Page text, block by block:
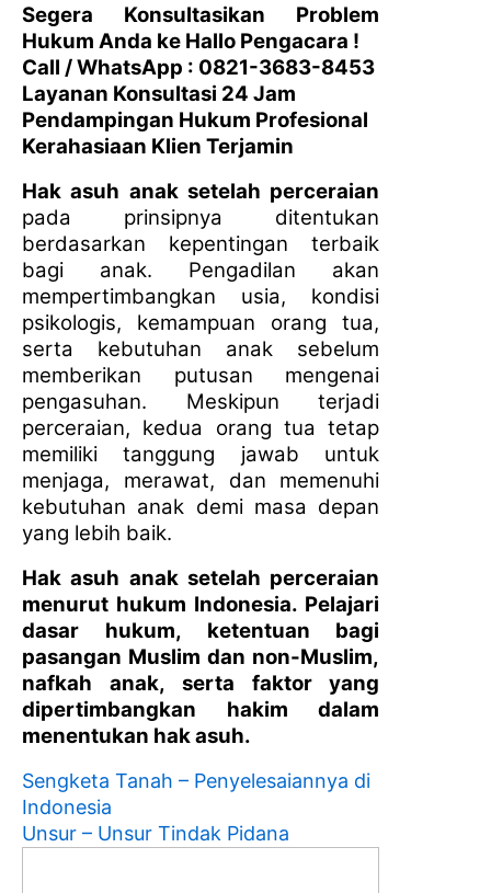
Segera Konsultasikan Problem
Hukum Anda ke Hallo Pengacara !
Call / WhatsApp : 0821-3683-8453
Layanan Konsultasi 24 Jam
Pendampingan Hukum Profesional
Kerahasiaan Klien Terjamin
Hak asuh anak setelah perceraian
pada prinsipnya ditentukan
berdasarkan kepentingan terbaik
bagi anak. Pengadilan akan
mempertimbangkan usia, kondisi
psikologis, kemampuan orang tua,
serta kebutuhan anak sebelum
memberikan putusan mengenai
pengasuhan. Meskipun terjadi
perceraian, kedua orang tua tetap
memiliki tanggung jawab untuk
menjaga, merawat, dan memenuhi
kebutuhan anak demi masa depan
yang lebih baik.
Hak asuh anak setelah perceraian
menurut hukum Indonesia. Pelajari
dasar hukum, ketentuan bagi
pasangan Muslim dan non-Muslim,
nafkah anak, serta faktor yang
dipertimbangkan hakim dalam
menentukan hak asuh.
Sengketa Tanah – Penyelesaiannya di
Indonesia
Unsur – Unsur Tindak Pidana